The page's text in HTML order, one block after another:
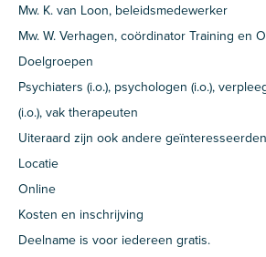
Mw. K. van Loon, beleidsmedewerker
Mw. W. Verhagen, coördinator Training en
Doelgroepen
Psychiaters (i.o.), psychologen (i.o.),
(i.o.), vak therapeuten
Uiteraard zijn ook andere
Locatie
Online
Kosten en inschrijving
Deelname is voor iedereen gratis.